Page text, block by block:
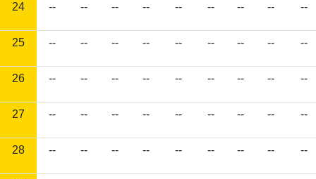
24 -- -- -- -- -- -- -- -- --
25 -- -- -- -- -- -- -- -- --
26 -- -- -- -- -- -- -- -- --
27 -- -- -- -- -- -- -- -- --
28 -- -- -- -- -- -- -- -- --